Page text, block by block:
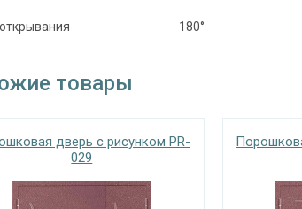
180°
товары
дверь с рисунком PR-
029